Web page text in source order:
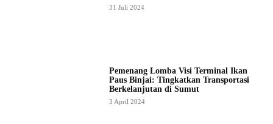
31 Juli 2024
Pemenang Lomba Visi Terminal Ikan
Paus Binjai: Tingkatkan Transportasi
Berkelanjutan di Sumut
3 April 2024